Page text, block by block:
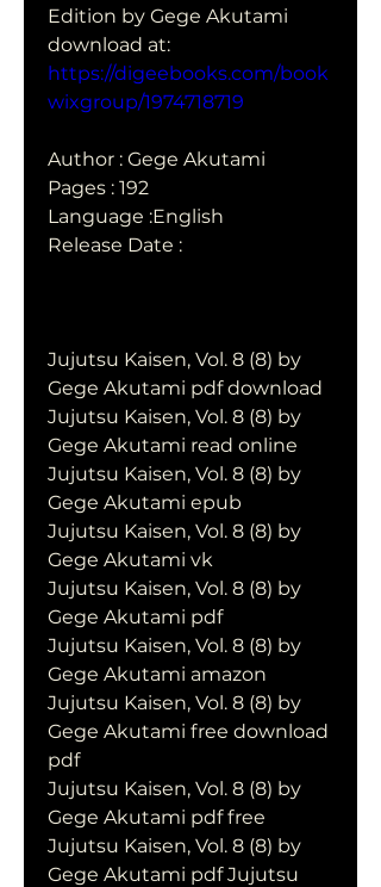
Edition by Gege Akutami
https://digeebooks.com/book
wixgroup/1974718719
Author : Gege Akutami
Pages : 192
Language :English
Release Date :
Jujutsu Kaisen, Vol. 8 (8) by
Gege Akutami pdf download
Jujutsu Kaisen, Vol. 8 (8) by
Gege Akutami read online
Jujutsu Kaisen, Vol. 8 (8) by
Gege Akutami epub
Jujutsu Kaisen, Vol. 8 (8) by
Gege Akutami vk
Jujutsu Kaisen, Vol. 8 (8) by
Gege Akutami pdf
Jujutsu Kaisen, Vol. 8 (8) by
Gege Akutami amazon
Jujutsu Kaisen, Vol. 8 (8) by
Gege Akutami free download
pdf
Jujutsu Kaisen, Vol. 8 (8) by
Gege Akutami pdf free
Jujutsu Kaisen, Vol. 8 (8) by
Gege Akutami pdf Jujutsu